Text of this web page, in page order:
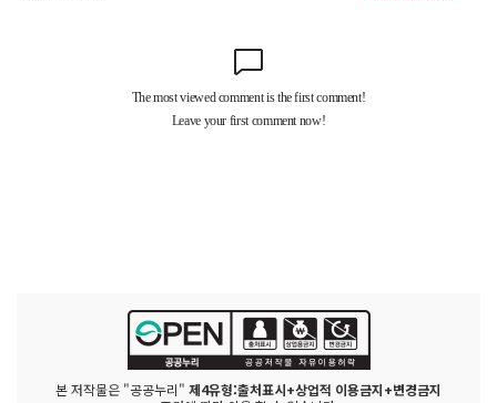
본 저작물은 "공공누리" 제4유형:출처표시+상업적 이용금지+변경금지